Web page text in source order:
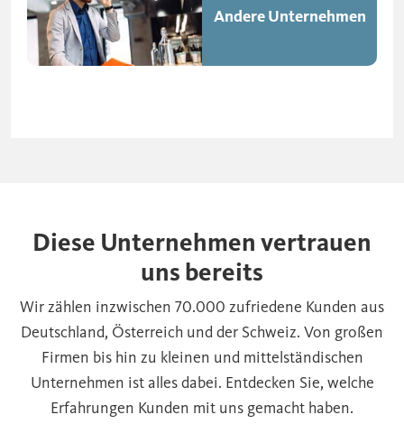
Andere Unternehmen
Diese Unternehmen vertrauen
uns bereits
Wir zählen inzwischen 70.000 zufriedene Kunden aus
Deutschland, Österreich und der Schweiz. Von großen
Firmen bis hin zu kleinen und mittelständischen
Unternehmen ist alles dabei. Entdecken Sie, welche
Erfahrungen Kunden mit uns gemacht haben.